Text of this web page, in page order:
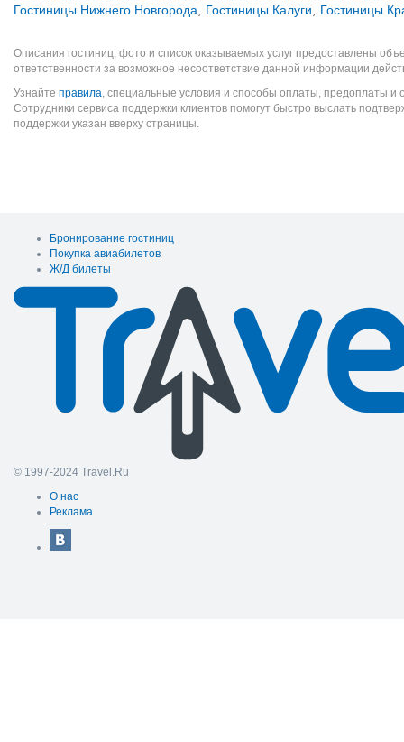
Гостиницы Нижнего Новгорода
Гостиницы Калуги Гостиницы
Описания гостиниц, фото и список оказываемых услуг предоставлены
ответственности за возможное несоответствие данной информации
Узнайте правила, специальные условия и способы оплаты, предоплаты и
Сотрудники сервиса поддержки клиентов помогут быстро выслать
поддержки указан вверху страницы.
Бронирование гостиниц
Покупка авиабилетов
Ж/Д билеты
© 1997-2024 Travel.Ru
О нас
Реклама